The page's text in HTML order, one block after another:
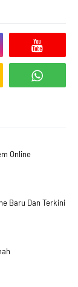
Online
Baru Dan Terkini